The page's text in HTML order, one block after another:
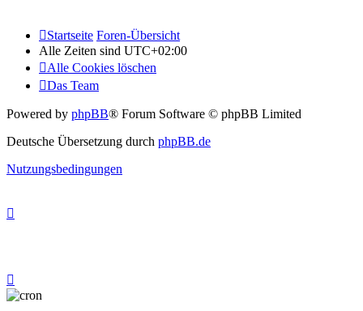
Startseite Foren-Übersicht
Alle Zeiten sind UTC+02:00
Alle Cookies löschen
Das Team
Powered by phpBB® Forum Software © phpBB Limited
Deutsche Übersetzung durch phpBB.de
Nutzungsbedingungen